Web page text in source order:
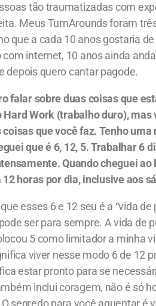
tão traumatizadas com
Meus TurnArounds foram
que a cada 10 anos gostaria
internet, 10 anos ainda
depois quero cantar pagode.
falar sobre duas coisas que
Hard Work (trabalho duro),
coisas que você faz. Tenho
que é 6, 12, 5. Trabalhar 6
Quando cheguei
12 horas por dia, inclusive aos
esses 6 e 12 seu é a “vida
ser para sempre. A vida de
5 como limitador a minha
viver nesse modo 6 de 12
estar pronto para se
inclui coragem, não é só
segredo para você aguentar é